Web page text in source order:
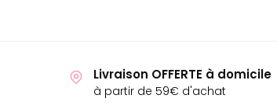
Livraison OFFERTE à domicile
à partir de 59€ d'achat